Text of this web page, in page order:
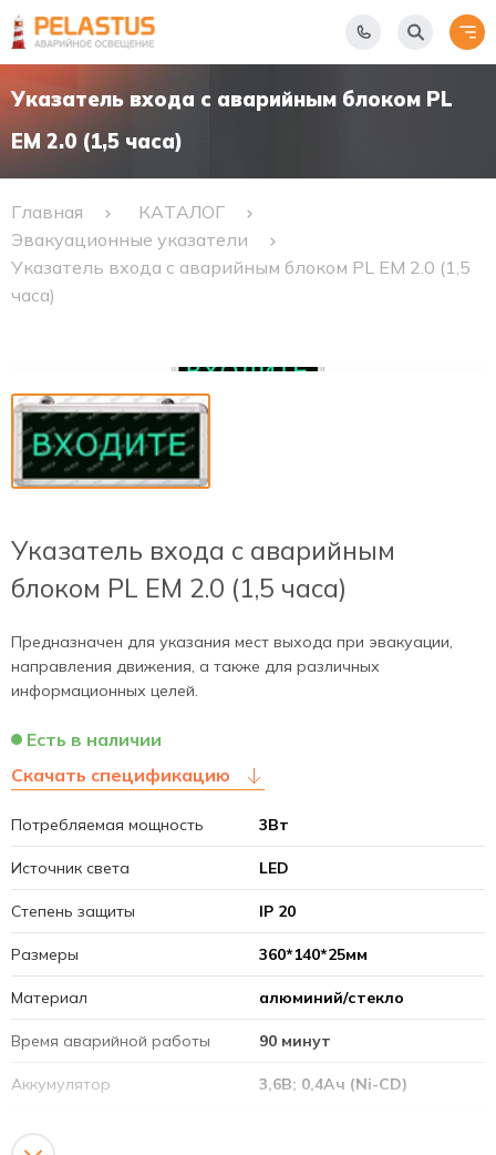
Указатель входа c аварийным блоком PL
EM 2.0 (1,5 часа)
Главная
КАТАЛОГ
Эвакуационные указатели
Указатель входа c аварийным блоком PL EM 2.0 (1,5
часа)
Указатель входа c аварийным
блоком PL EM 2.0 (1,5 часа)
Предназначен для указания мест выхода при эвакуации,
направления движения, а также для различных
информационных целей.
Есть в наличии
Скачать спецификацию
Потребляемая мощность 3Вт
Источник света LED
Степень защиты IP 20
Размеры 360*140*25мм
Материал алюминий/стекло
Время аварийной работы 90 минут
Аккумулятор 3,6В; 0,4Ач (Ni-CD)